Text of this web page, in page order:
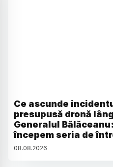
Ce ascunde
presupusă dronă
Generalul
începem seria de
08.08.2026